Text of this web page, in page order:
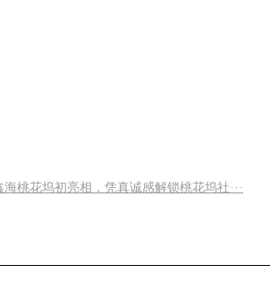
海桃花坞初亮相，凭真诚感解锁桃花坞社···